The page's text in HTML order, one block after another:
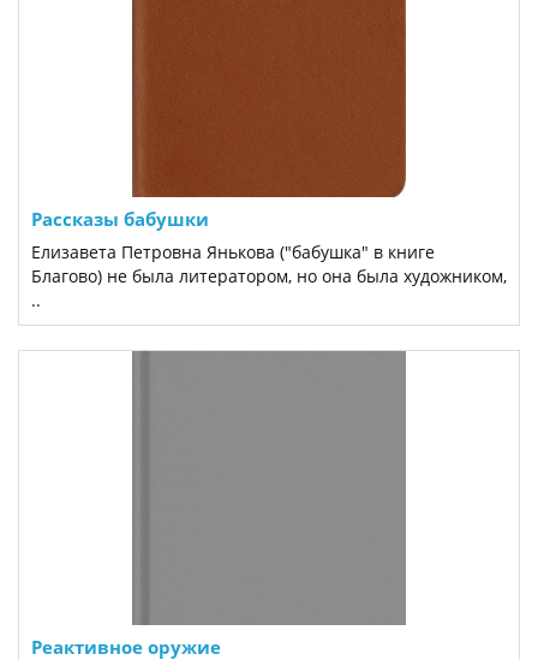
Рассказы бабушки
Елизавета Петровна Янькова ("бабушка" в книге
Благово) не была литератором, но она была художником,
..
Реактивное оружие